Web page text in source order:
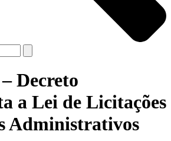
Decreto
a Lei de Licitações
Administrativos